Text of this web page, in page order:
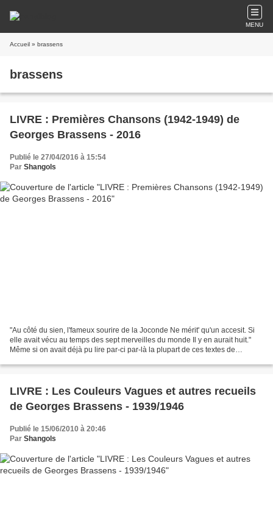
MENU
Accueil » brassens
brassens
LIVRE : Premières Chansons (1942-1949) de
Georges Brassens - 2016
Publié le 27/04/2016 à 15:54
Par Shangols
"Au côté du sien, l'fameux sourire de la Joconde Ne mérit' qu'un accesit. Si
elle avait vécu au temps des sept merveilles du monde Il y en aurait huit."
Même si on avait déjà pu lire par-ci par-là la plupart de ces textes de
LIVRE : Les Couleurs Vagues et autres recueils
de Georges Brassens - 1939/1946
Publié le 15/06/2010 à 20:46
Par Shangols